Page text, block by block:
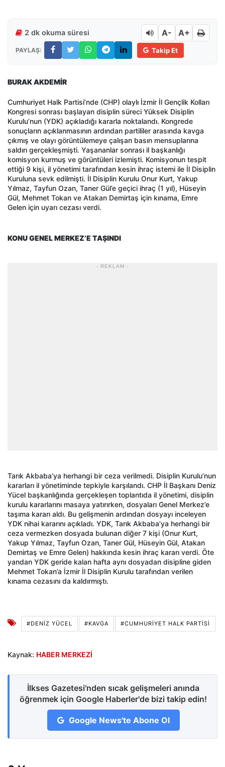
2 dk okuma süresi A- A+
PAYLAŞ: Takip Et
BURAK AKDEMİR
Cumhuriyet Halk Partisi’nde (CHP) olaylı İzmir İl Gençlik Kolları
Kongresi sonrası başlayan disiplin süreci Yüksek Disiplin
Kurulu’nun (YDK) açıkladığı kararla noktalandı. Kongrede
sonuçların açıklanmasının ardından partililer arasında kavga
çıkmış ve olayı görüntülemeye çalışan basın mensuplarına
saldırı gerçekleşmişti. Yaşananlar sonrası il başkanlığı
komisyon kurmuş ve görüntüleri izlemişti. Komisyonun tespit
ettiği 9 kişi, il yönetimi tarafından kesin ihraç istemi ile İl Disiplin
Kuruluna sevk edilmişti. İl Disiplin Kurulu Onur Kurt, Yakup
Yılmaz, Tayfun Ozan, Taner Gül’e geçici ihraç (1 yıl), Hüseyin
Gül, Mehmet Tokan ve Atakan Demirtaş için kınama, Emre
Gelen için uyarı cezası verdi.
KONU GENEL MERKEZ’E TAŞINDI
- REKLAM -
Tarık Akbaba’ya herhangi bir ceza verilmedi. Disiplin Kurulu’nun
kararları il yönetiminde tepkiyle karşılandı. CHP İl Başkanı Deniz
Yücel başkanlığında gerçekleşen toplantıda il yönetimi, disiplin
kurulu kararlarını masaya yatırırken, dosyaları Genel Merkez’e
taşıma kararı aldı. Bu gelişmenin ardından dosyayı inceleyen
YDK nihai kararını açıkladı. YDK, Tarık Akbaba’ya herhangi bir
ceza vermezken dosyada bulunan diğer 7 kişi (Onur Kurt,
Yakup Yılmaz, Tayfun Ozan, Taner Gül, Hüseyin Gül, Atakan
Demirtaş ve Emre Gelen) hakkında kesin ihraç kararı verdi. Öte
yandan YDK geride kalan hafta aynı dosyadan disipline giden
Mehmet Tokan’a İzmir İl Disiplin Kurulu tarafından verilen
kınama cezasını da kaldırmıştı.
#DENIZ YÜCEL #KAVGA #CUMHURİYET HALK PARTİSİ
Kaynak: HABER MERKEZİ
İlkses Gazetesi'nden sıcak gelişmeleri anında
öğrenmek için Google Haberler'de bizi takip edin!
Google News'te Abone Ol